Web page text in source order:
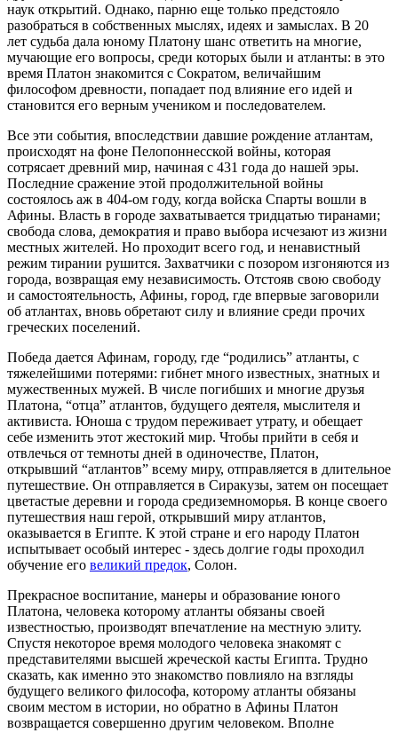
наук открытий. Однако, парню еще только предстояло
разобраться в собственных мыслях, идеях и замыслах. В 20
лет судьба дала юному Платону шанс ответить на многие,
мучающие его вопросы, среди которых были и атланты: в это
время Платон знакомится с Сократом, величайшим
философом древности, попадает под влияние его идей и
становится его верным учеником и последователем.
Все эти события, впоследствии давшие рождение атлантам,
происходят на фоне Пелопоннесской войны, которая
сотрясает древний мир, начиная с 431 года до нашей эры.
Последние сражение этой продолжительной войны
состоялось аж в 404-ом году, когда войска Спарты вошли в
Афины. Власть в городе захватывается тридцатью тиранами;
свобода слова, демократия и право выбора исчезают из жизни
местных жителей. Но проходит всего год, и ненавистный
режим тирании рушится. Захватчики с позором изгоняются из
города, возвращая ему независимость. Отстояв свою свободу
и самостоятельность, Афины, город, где впервые заговорили
об атлантах, вновь обретают силу и влияние среди прочих
греческих поселений.
Победа дается Афинам, городу, где “родились” атланты, с
тяжелейшими потерями: гибнет много известных, знатных и
мужественных мужей. В числе погибших и многие друзья
Платона, “отца” атлантов, будущего деятеля, мыслителя и
активиста. Юноша с трудом переживает утрату, и обещает
себе изменить этот жестокий мир. Чтобы прийти в себя и
отвлечься от темноты дней в одиночестве, Платон,
открывший “атлантов” всему миру, отправляется в длительное
путешествие. Он отправляется в Сиракузы, затем он посещает
цветастые деревни и города средиземноморья. В конце своего
путешествия наш герой, открывший миру атлантов,
оказывается в Египте. К этой стране и его народу Платон
испытывает особый интерес - здесь долгие годы проходил
обучение его великий предок, Солон.
Прекрасное воспитание, манеры и образование юного
Платона, человека которому атланты обязаны своей
известностью, производят впечатление на местную элиту.
Спустя некоторое время молодого человека знакомят с
представителями высшей жреческой касты Египта. Трудно
сказать, как именно это знакомство повлияло на взгляды
будущего великого философа, которому атланты обязаны
своим местом в истории, но обратно в Афины Платон
возвращается совершенно другим человеком. Вполне